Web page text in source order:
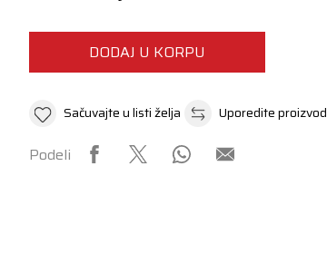
DODAJ U KORPU
Sačuvajte u listi želja Uporedite proizvod
Podeli